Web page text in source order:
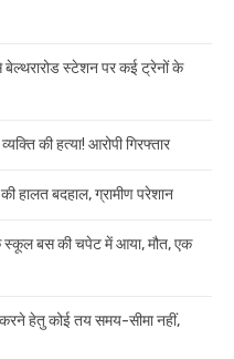
स्टेशन पर कई ट्रेनों के
की हत्या! आरोपी गिरफ्तार
हालत बदहाल, ग्रामीण परेशान
स्कूल बस की चपेट में आया, मौत, एक
हेतु कोई तय समय-सीमा नहीं,